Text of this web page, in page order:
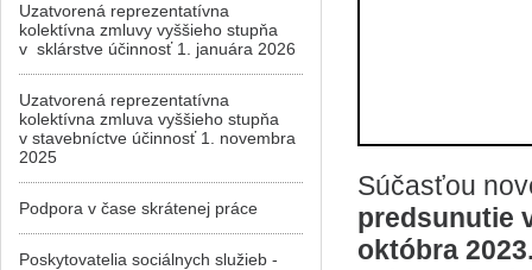
Súčasťou
predsunutie
októbra
Uzatvorená reprezentatívna
kolektívna zmluvy vyššieho stupňa
v sklárstve účinnosť 1. januára 2026
Uzatvorená reprezentatívna
kolektívna zmluva vyššieho stupňa
v stavebníctve účinnosť 1. novembra
2025
Podpora v čase skrátenej práce
Poskytovatelia sociálnych služieb -